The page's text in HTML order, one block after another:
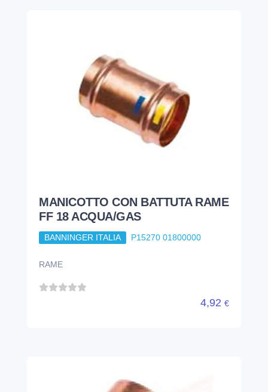
MANICOTTO CON BATTUTA RAME
FF 18 ACQUA/GAS
BANNINGER ITALIA P15270 01800000
RAME
4,92 €